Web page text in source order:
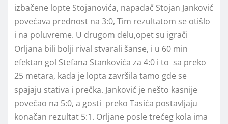
izbačene lopte Stojanovića, napadač Stojan Janković
povećava prednost na 3:0, Tim rezultatom se otišlo
i na poluvreme. U drugom delu,opet su igrači
Orljana bili bolji rival stvarali šanse, i u 60 min
efektan gol Stefana Stankovića za 4:0 i to sa preko
25 metara, kada je lopta završila tamo gde se
spajaju stativa i prečka. Janković je nešto kasnije
povečao na 5:0, a gosti preko Tasića postavljaju
konačan rezultat 5:1. Orljane posle trećeg kola ima